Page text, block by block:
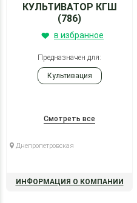
КУЛЬТИВАТОР КГШ
(786)
в избранное
Предназначен для:
Культивация
Смотреть все
Днепропетровская
ИНФОРМАЦИЯ О КОМПАНИИ